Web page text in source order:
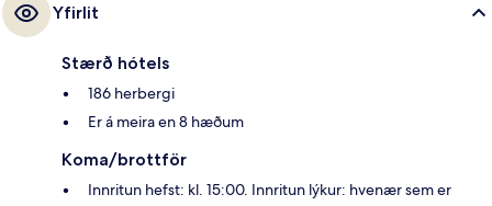
Yfirlit
Stærð hótels
186 herbergi
Er á meira en 8 hæðum
Koma/brottför
Innritun hefst: kl. 15:00. Innritun lýkur: hvenær sem er